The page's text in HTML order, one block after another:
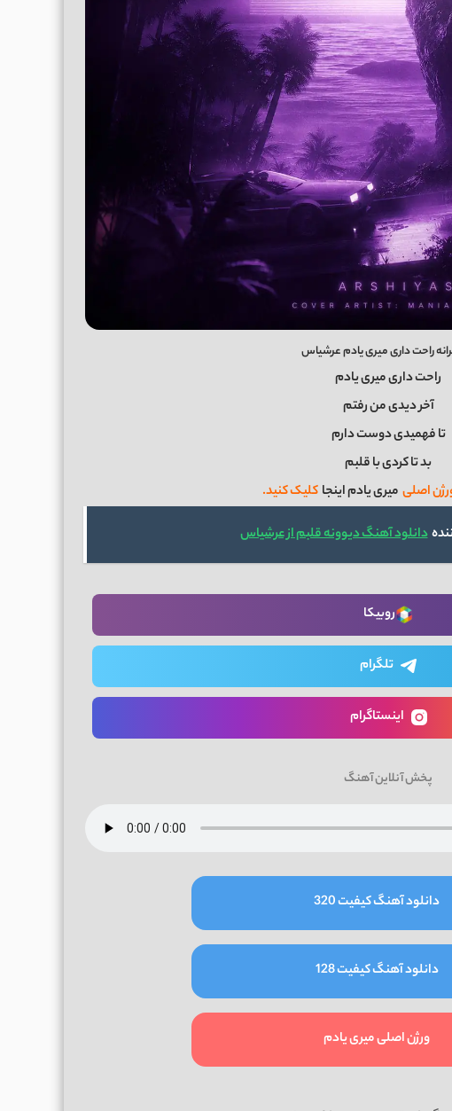
راحت داری میری یادم عرشیاس
راحت داری میری یادم
آخر دیدی من رفتم
تا فهمیدی دوست دارم
بد تا کردی با قلبم
اصلی میری یادم اینجا کلیک کنید.
دانلود آهنگ دیوونه قلبم از عرشیاس
روبیکا
تلگرام
اینستاگرام
پخش آنلاین آهنگ
دانلود آهنگ کیفیت 320
دانلود آهنگ کیفیت 128
ورژن اصلی میری یادم